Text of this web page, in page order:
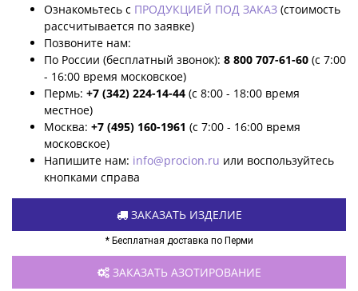
Ознакомьтесь с ПРОДУКЦИЕЙ ПОД ЗАКАЗ (стоимость
рассчитывается по заявке)
Позвоните нам:
По России (бесплатный звонок): 8 800 707-61-60 (с 7:00
- 16:00 время московское)
Пермь: +7 (342) 224-14-44 (с 8:00 - 18:00 время
местное)
Москва: +7 (495) 160-1961 (с 7:00 - 16:00 время
московское)
Напишите нам: info@procion.ru или воспользуйтесь
кнопками справа
ЗАКАЗАТЬ ИЗДЕЛИЕ
* Бесплатная доставка по Перми
ЗАКАЗАТЬ АЗОТИРОВАНИЕ